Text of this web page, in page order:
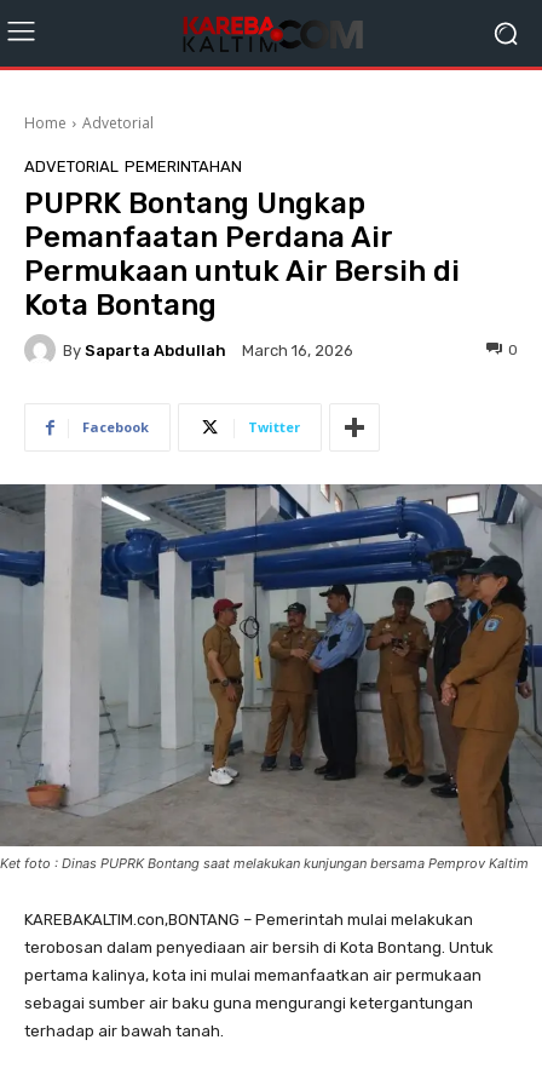
Home Advetorial
ADVETORIAL PEMERINTAHAN
PUPRK Bontang Ungkap
Pemanfaatan Perdana Air
Permukaan untuk Air Bersih di
Kota Bontang
By Saparta Abdullah March 16, 2026 0
Facebook Twitter
Ket foto : Dinas PUPRK Bontang saat melakukan kunjungan bersama Pemprov Kaltim
KAREBAKALTIM.con,BONTANG – Pemerintah mulai melakukan
terobosan dalam penyediaan air bersih di Kota Bontang. Untuk
pertama kalinya, kota ini mulai memanfaatkan air permukaan
sebagai sumber air baku guna mengurangi ketergantungan
terhadap air bawah tanah.